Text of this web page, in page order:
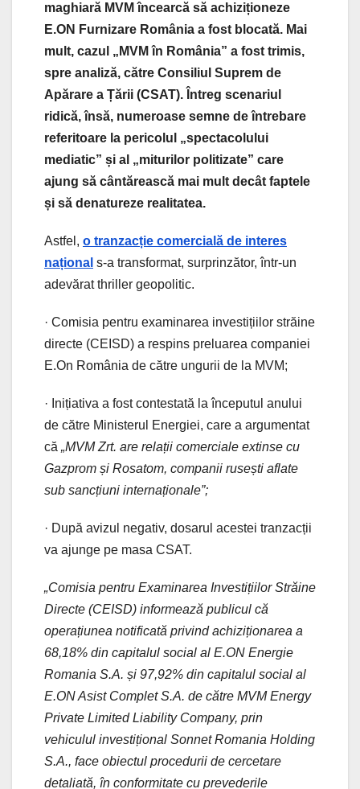
maghiară MVM încearcă să achiziționeze
E.ON Furnizare România a fost blocată. Mai
mult, cazul „MVM în România” a fost trimis,
spre analiză, către Consiliul Suprem de
Apărare a Țării (CSAT). Întreg scenariul
ridică, însă, numeroase semne de întrebare
referitoare la pericolul „spectacolului
mediatic” și al „miturilor politizate” care
ajung să cântărească mai mult decât faptele
și să denatureze realitatea.
Astfel, o tranzacție comercială de interes
național s-a transformat, surprinzător, într-un
adevărat thriller geopolitic.
· Comisia pentru examinarea investițiilor străine
directe (CEISD) a respins preluarea companiei
E.On România de către ungurii de la MVM;
· Inițiativa a fost contestată la începutul anului
de către Ministerul Energiei, care a argumentat
că „MVM Zrt. are relații comerciale extinse cu
Gazprom și Rosatom, companii rusești aflate
sub sancțiuni internaționale”;
· După avizul negativ, dosarul acestei tranzacții
va ajunge pe masa CSAT.
„Comisia pentru Examinarea Investițiilor Străine
Directe (CEISD) informează publicul că
operațiunea notificată privind achiziționarea a
68,18% din capitalul social al E.ON Energie
Romania S.A. și 97,92% din capitalul social al
E.ON Asist Complet S.A. de către MVM Energy
Private Limited Liability Company, prin
vehiculul investițional Sonnet Romania Holding
S.A., face obiectul procedurii de cercetare
detaliată, în conformitate cu prevederile